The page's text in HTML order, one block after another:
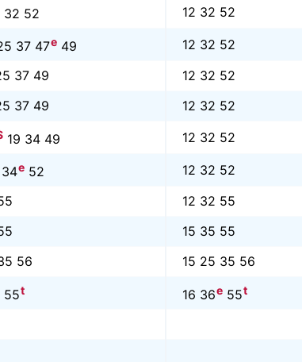
32 52 12 32 52
37 47e 49 12 32 52
37 49 12 32 52
37 49 12 32 52
19 34 49 12 32 52
34e 52 12 32 52
12 32 55
15 35 55
56 15 25 35 56
55t 16 36e 55t